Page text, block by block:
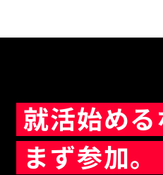
就活始める
まず参加。